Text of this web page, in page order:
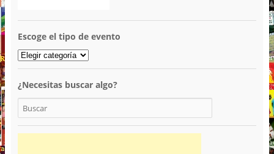
Escoge el tipo de evento
¿Necesitas buscar algo?